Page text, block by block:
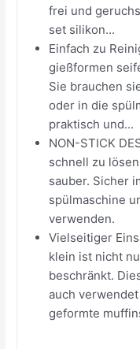
frei und
set silikon...
Einfach zu
gießformen
Sie brauchen
oder in die
praktisch und...
NON-STICK
schnell zu
sauber. Sicher
spülmaschine
verwenden.
Vielseitiger
klein ist nicht
beschränkt.
auch
geformte